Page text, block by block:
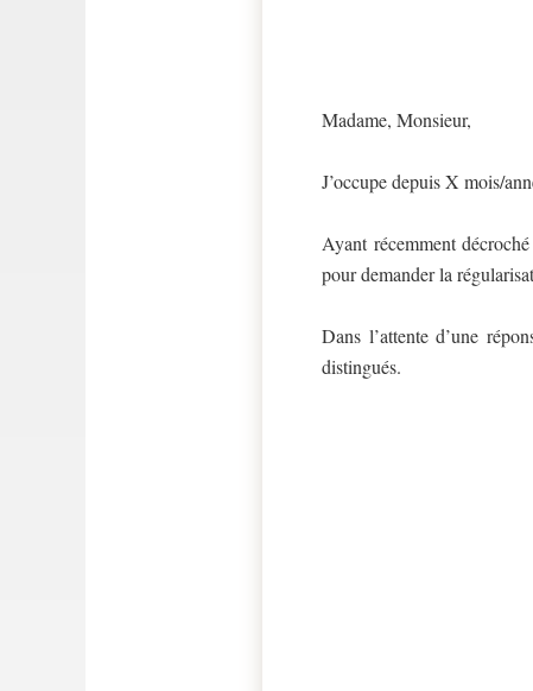
Madame, Monsieur,
J’occupe depuis X mois/
Ayant récemment
pour demander la
Dans l’attente d’une
distingués.